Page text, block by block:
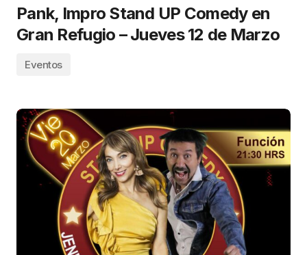
Pank, Impro Stand UP Comedy en
Gran Refugio – Jueves 12 de Marzo
Eventos